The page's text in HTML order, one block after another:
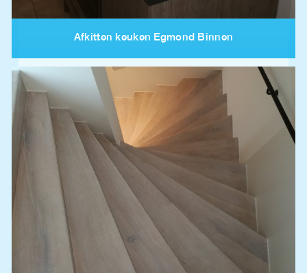
Afkitten keuken Egmond Binnen